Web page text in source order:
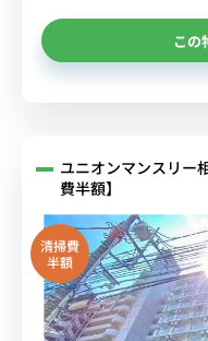
この
ユニオンマンスリー
費半額】
清掃費
半額